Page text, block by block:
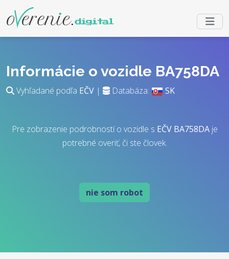
Informácie o vozidle BA758DA
Vyhľadané podľa EČV | Databáza: SK
Pre zobrazenie podrobností o vozidle s EČV BA758DAje
potrebné overiť, či ste človek.
nie som robot